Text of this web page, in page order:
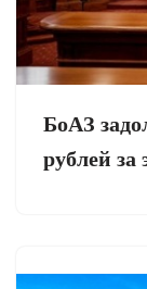
БоАЗ
рублей за